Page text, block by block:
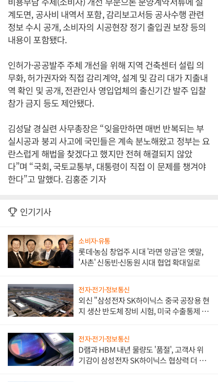
계도면, 공사비 내역서 포함, 감리보고서등 공사수행 관련
정보 수시 공개, 소비자의 시공현장 정기 출입권 보장 등의
내용이 포함됐다.
인허가·공공발주 주체 개선을 위해 지역 건축센터 설립 의
무화, 허가권자와 직접 감리계약, 설계 및 감리 대가 지출내
역 확인 및 공개, 전관인사 영입업체의 출신기간 발주 입찰
참가 금지 등도 제안됐다.
김성달 경실련 사무총장은 “잊을만하면 매번 반복되는 부
실시공과 붕괴 사고에 국민들은 계속 분노해왔고 정부는 요
란스럽게 해법을 찾겠다고 했지만 전혀 해결되지 않았
다”며 “국회, 국토교통부, 대통령이 직접 이 문제를 챙겨야
한다”고 말했다. 김홍준 기자
인기기사
소비자·유통
롯데·농심 창업주 시대 '라면 앙금'은 옛말,
'사촌' 신동빈·신동원 시대 협업 확대일로
전자·전기·정보통신
외신 "삼성전자 SK하이닉스 중국 공장용 현
지 생산 반도체 장비 시험, 미국 수출통제 대
전자·전기·정보통신
D램과 HBM 내년 물량도 '품절', 고객사 위
기감이 삼성전자 SK하이닉스 협상력 더 키